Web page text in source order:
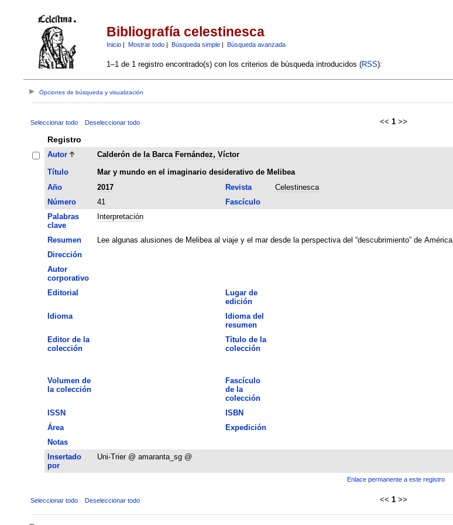
Bibliografía celestinesca
Inicio| Mostrar todo| Búsqueda simple| Búsqueda avanzada
1–1 de 1 registro encontrado(s) con los criterios de búsqueda introducidos (RSS):
Opciones de búsqueda y visualización
Seleccionar todo Deseleccionar todo << 1 >>
Registro
Autor
Calderón de la Barca Fernández, Víctor
Título
Mar y mundo en el imaginario desiderativo de Melibea
Año
2017 Revista Celestinesca
Número
41 Fascículo
Palabras
clave
Interpretación
Resumen
Lee algunas alusiones de Melibea al viaje y el mar desde la perspectiva del “descubrimiento” de América.
Dirección
Autor
corporativo
Editorial
Lugar de
edición
Idioma
Idioma del
resumen
Editor de la
colección
Título de la
colección
Volumen de
la colección
Fascículo
de la
colección
ISSN ISBN
Área
Expedición
Notas
Insertado
por
Uni-Trier @ amaranta_sg @
Enlace permanente a este registro
Seleccionar todo Deseleccionar todo << 1 >>